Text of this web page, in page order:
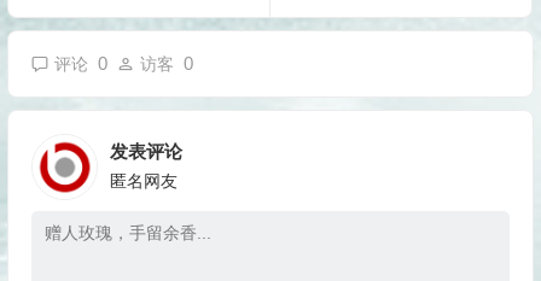
评论 0 访客 0
发表评论
匿名网友